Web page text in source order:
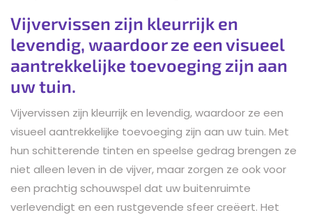
Vijvervissen zijn kleurrijk en
levendig, waardoor ze een visueel
aantrekkelijke toevoeging zijn aan
uw tuin.
Vijvervissen zijn kleurrijk en levendig, waardoor ze een
visueel aantrekkelijke toevoeging zijn aan uw tuin. Met
hun schitterende tinten en speelse gedrag brengen ze
niet alleen leven in de vijver, maar zorgen ze ook voor
een prachtig schouwspel dat uw buitenruimte
verlevendigt en een rustgevende sfeer creëert. Het